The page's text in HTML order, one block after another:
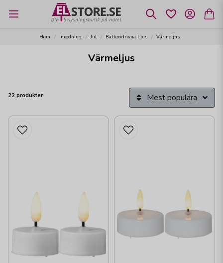
Hem Inredning Jul Batteridrivna Ljus Värmeljus
Värmeljus
22 produkter Mest populära